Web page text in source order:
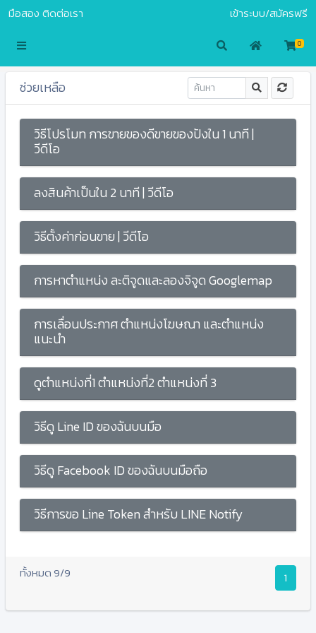
มือสอง ติดต่อเรา เข้าระบบ/สมัครฟรี
0
ช่วยเหลือ
วิธีโปรโมท การขายของดีขายของปังใน 1 นาที |
วีดีโอ
ลงสินค้าเป็นใน 2 นาที | วีดีโอ
วิธีตั้งค่าก่อนขาย | วีดีโอ
การหาตำแหน่ง ละติจูดและลองจิจูด Googlemap
การเลื่อนประกาศ ตำแหน่งโฆษณา และตำแหน่ง
แนะนำ
ดูตำแหน่งที่1 ตำแหน่งที่2 ตำแหน่งที่ 3
วิธีดู Line ID ของฉันบนมือ
วิธีดู Facebook ID ของฉันบนมือถือ
วิธีการขอ Line Token สำหรับ LINE Notify
ทั้งหมด 9/9 1